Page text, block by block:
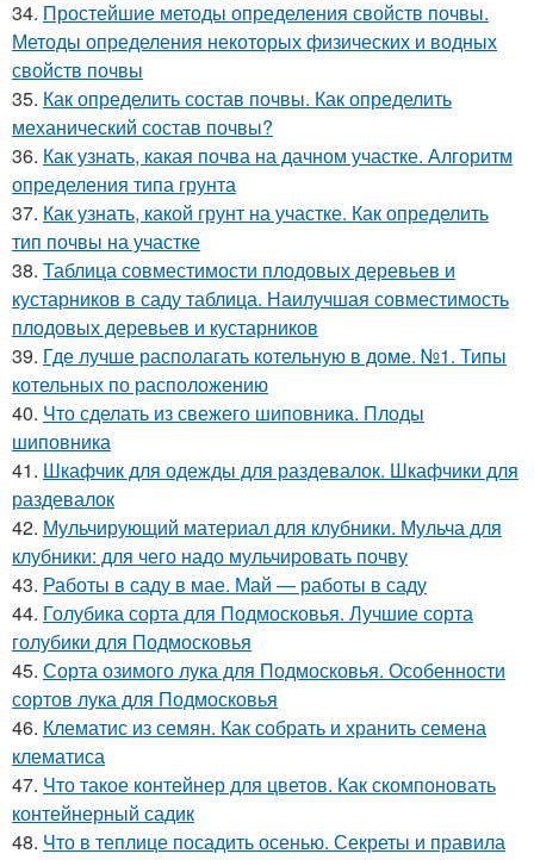
34. Простейшие методы определения свойств почвы.
Методы определения некоторых физических и водных
свойств почвы
35. Как определить состав почвы. Как определить
механический состав почвы?
36. Как узнать, какая почва на дачном участке. Алгоритм
определения типа грунта
37. Как узнать, какой грунт на участке. Как определить
тип почвы на участке
38. Таблица совместимости плодовых деревьев и
кустарников в саду таблица. Наилучшая совместимость
плодовых деревьев и кустарников
39. Где лучше располагать котельную в доме. №1. Типы
котельных по расположению
40. Что сделать из свежего шиповника. Плоды
шиповника
41. Шкафчик для одежды для раздевалок. Шкафчики для
раздевалок
42. Мульчирующий материал для клубники. Мульча для
клубники: для чего надо мульчировать почву
43. Работы в саду в мае. Май — работы в саду
44. Голубика сорта для Подмосковья. Лучшие сорта
голубики для Подмосковья
45. Сорта озимого лука для Подмосковья. Особенности
сортов лука для Подмосковья
46. Клематис из семян. Как собрать и хранить семена
клематиса
47. Что такое контейнер для цветов. Как скомпоновать
контейнерный садик
48. Что в теплице посадить осенью. Секреты и правила